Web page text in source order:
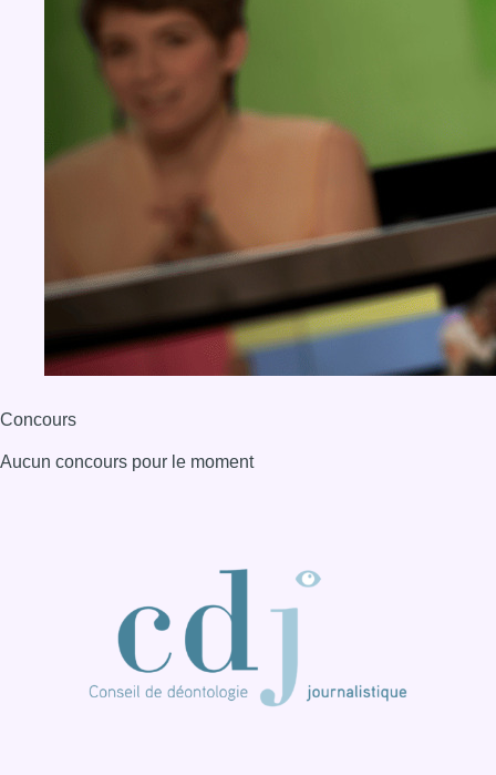
Concours
Aucun concours pour le moment